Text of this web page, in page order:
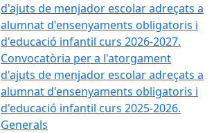
d'ajuts de menjador escolar adreçats a
alumnat d'ensenyaments obligatoris i
d'educació infantil curs 2026-2027.
Convocatòria per a l'atorgament
d'ajuts de menjador escolar adreçats a
alumnat d'ensenyaments obligatoris i
d'educació infantil curs 2025-2026.
Generals